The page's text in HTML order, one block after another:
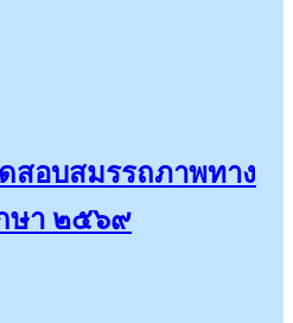
สอบสมรรถภาพทาง
ษา ๒๕๖๙